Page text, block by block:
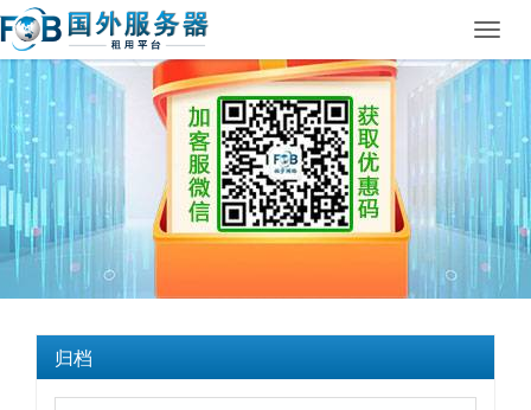
归档